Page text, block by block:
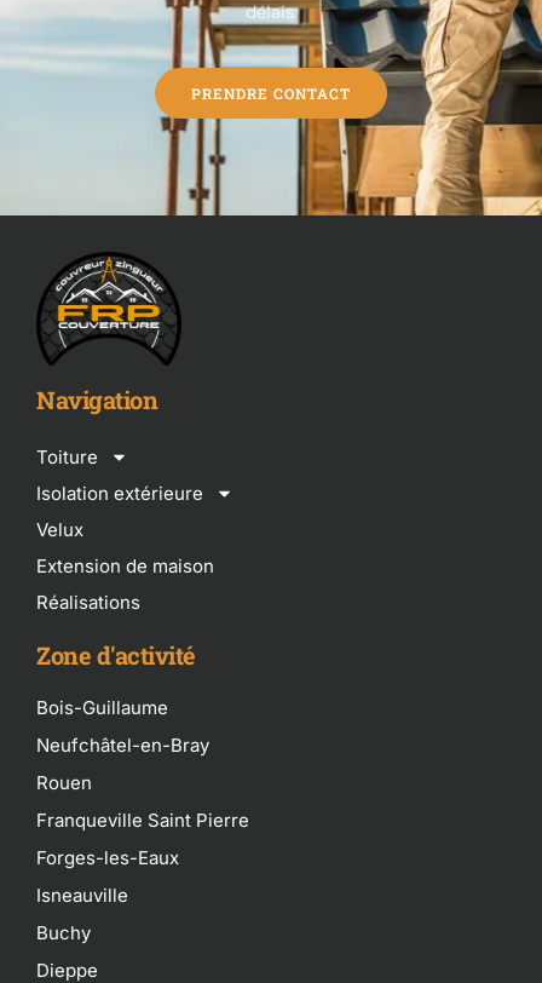
délais.
PRENDRE CONTACT
Navigation
Toiture
Isolation extérieure
Velux
Extension de maison
Réalisations
Zone d'activité
Bois-Guillaume
Neufchâtel-en-Bray
Rouen
Franqueville Saint Pierre
Forges-les-Eaux
Isneauville
Buchy
Dieppe